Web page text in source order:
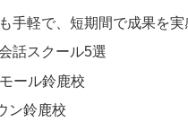
手軽で、短期間で成果を
話スクール5選
ール鈴鹿校
ン鈴鹿校